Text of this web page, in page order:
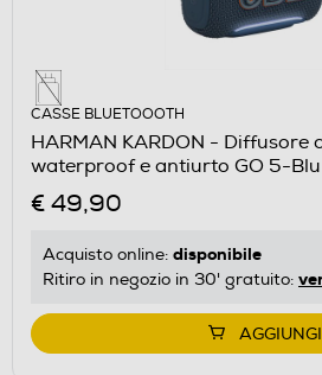
CASSE BLUETOOOTH
HARMAN KARDON - Diffusore
waterproof e antiurto GO 5-Blu
€ 49,90
Acquisto online: disponibile
Ritiro in negozio in 30' gratuito:
AGGIUNGI